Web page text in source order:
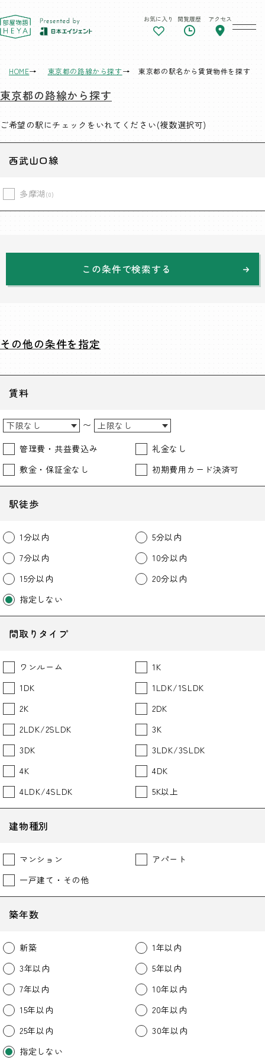
東京 部屋物語 お気に入り 閲覧履歴 アクセス
HOME 東京都の路線から探す 東京都の駅名から賃貸物件を探す
東京都の路線から探す
ご希望の駅にチェックをいれてください(複数選択可)
西武山口線
多摩湖 (0)
この条件で検索する
その他の条件を指定
賃料
〜
管理費・共益費込み
礼金なし
敷金・保証金なし
初期費用カード決済可
駅徒歩
1分以内
5分以内
7分以内
10分以内
15分以内
20分以内
指定しない
間取りタイプ
ワンルーム
1K
1DK
1LDK/1SLDK
2K
2DK
2LDK/2SLDK
3K
3DK
3LDK/3SLDK
4K
4DK
4LDK/4SLDK
5K以上
建物種別
マンション
アパート
一戸建て・その他
築年数
新築
1年以内
3年以内
5年以内
7年以内
10年以内
15年以内
20年以内
25年以内
30年以内
指定しない